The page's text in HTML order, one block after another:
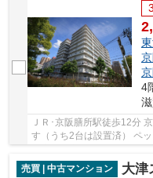
4
ＪＲ･京阪膳所駅徒歩12分 京阪石場駅徒
す（うち2台は設置済） ペ
ム完了予定】 キッチン・
売買 | 中古マンション
大津